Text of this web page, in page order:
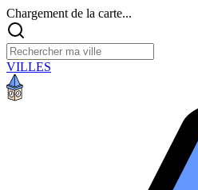
Chargement de la carte...
VILLES